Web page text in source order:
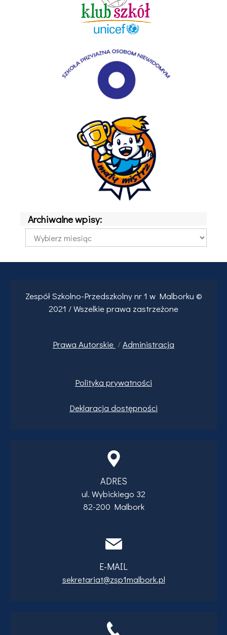
Archiwalne wpisy:
Archiwalne
wpisy:
Zespół Szkolno-Przedszkolny nr 1 w Malborku ©
2021 / Wszelkie prawa zastrzeżone
Prawa Autorskie /Administracja
Polityka prywatności
Deklaracja dostępności
ADRES
ul. Wybickiego 32
82-200 Malbork
E-MAIL
sekretariat@zsp1malbork.pl